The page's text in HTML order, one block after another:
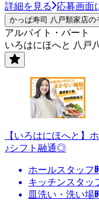
詳細を見る 応募画面
かっぱ寿司 八戸類家店の
アルバイト・パート
いろはにほへと 八戸
【いろはにほへと】
♪シフト融通◎
ホールスタッフ
キッチンスタッ
皿洗い・洗い場